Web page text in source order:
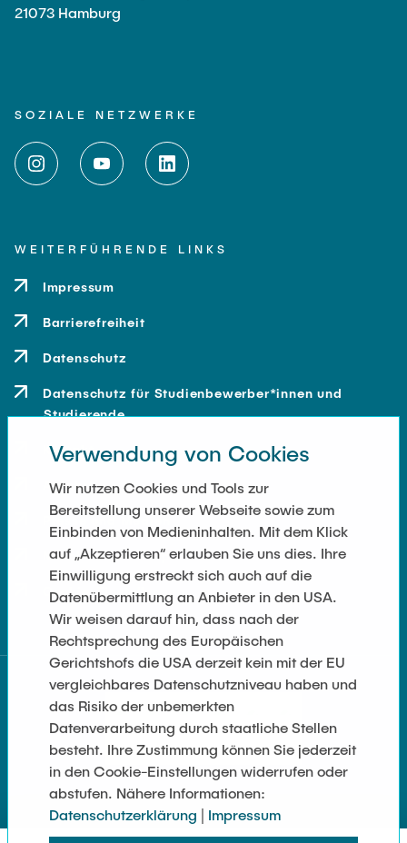
21073 Hamburg
SOZIALE NETZWERKE
WEITERFÜHRENDE LINKS
Impressum
Barrierefreiheit
Datenschutz
Datenschutz für Studienbewerber*innen und
Studierende
Kontakt
Anfahrt
Presse und Medien
Merchandise-Shop
Cookie-Einstellungen
Verwendung von Cookies
Wir nutzen Cookies und Tools zur
Bereitstellung unserer Webseite sowie zum
Einbinden von Medieninhalten. Mit dem Klick
auf „Akzeptieren“ erlauben Sie uns dies. Ihre
Einwilligung erstreckt sich auch auf die
Datenübermittlung an Anbieter in den USA.
Wir weisen darauf hin, dass nach der
Rechtsprechung des Europäischen
Gerichtshofs die USA derzeit kein mit der EU
vergleichbares Datenschutzniveau haben und
das Risiko der unbemerkten
Datenverarbeitung durch staatliche Stellen
besteht. Ihre Zustimmung können Sie jederzeit
in den Cookie-Einstellungen widerrufen oder
abstufen. Nähere Informationen:
Datenschutzerklärung | Impressum